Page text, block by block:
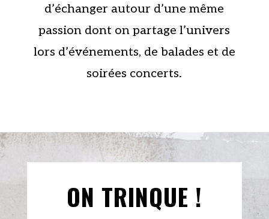
d’échanger autour d’une même
passion dont on partage l’univers
lors d’événements, de balades et de
soirées concerts.
ON TRINQUE !